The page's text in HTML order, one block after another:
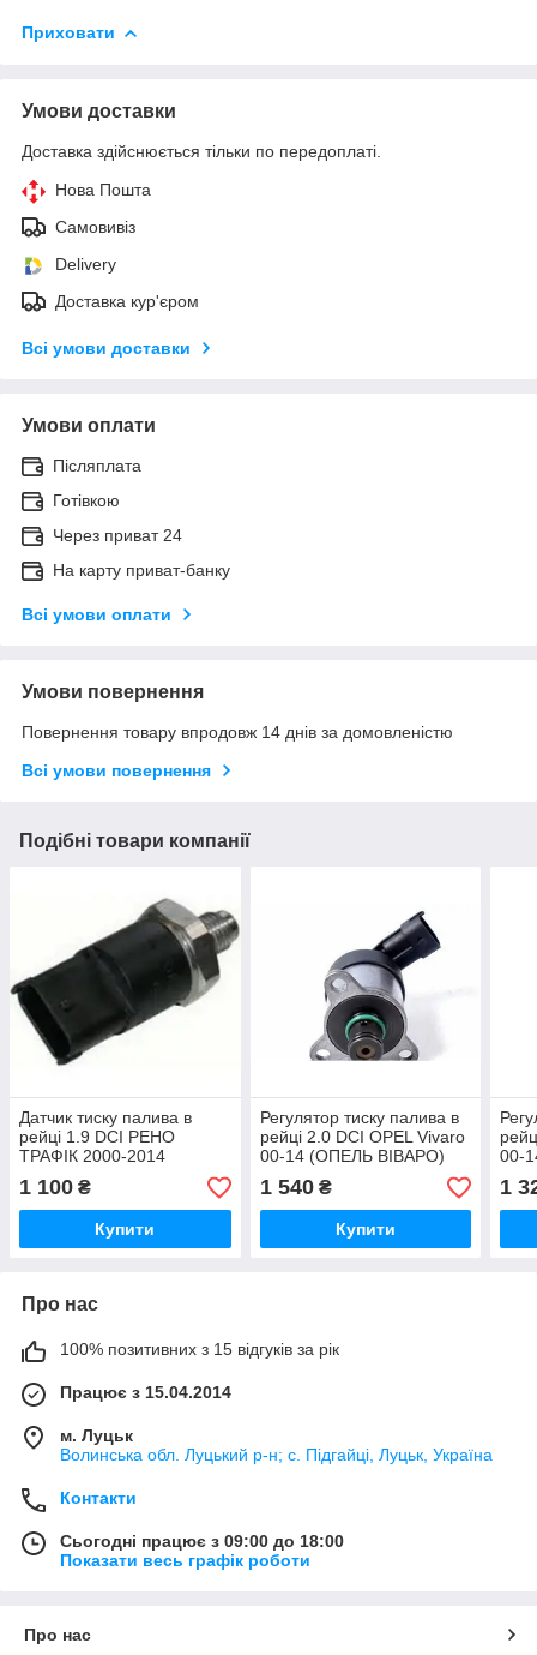
Приховати
Умови доставки
Доставка здійснюється тільки по передоплаті.
Нова Пошта
Самовивіз
Delivery
Доставка кур'єром
Всі умови доставки
Умови оплати
Післяплата
Готівкою
Через приват 24
На карту приват-банку
Всі умови оплати
Умови повернення
Повернення товару впродовж 14 днів за домовленістю
Всі умови повернення
Подібні товари компанії
Датчик тиску палива в
рейці 1.9 DCI РЕНО
ТРАФІК 2000-2014
281002405, 281002527,
281002522, 281002720
1 100 ₴
Купити
Регулятор тиску палива в
рейці 2.0 DCI OPEL Vivaro
00-14 (ОПЕЛЬ ВІВАРО)
928400635
1 540₴
Купити
00-
1
Про нас
100% позитивних з 15 відгуків за рік
Працює з 15.04.2014
м. Луцьк
Волинська обл. Луцький р-н; с. Підгайці, Луцьк, Україна
Контакти
Сьогодні працює з 09:00 до 18:00
Показати весь графік роботи
Про нас